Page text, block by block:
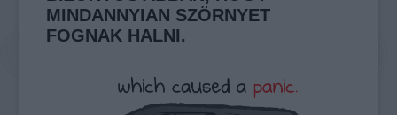
MINDANNYIAN SZÖRNYET
FOGNAK HALNI.